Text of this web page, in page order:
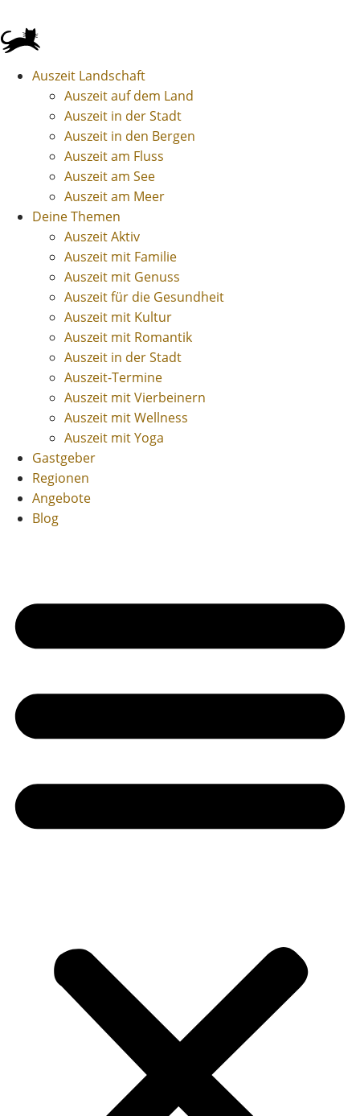
Auszeit Landschaft
Auszeit auf dem Land
Auszeit in der Stadt
Auszeit in den Bergen
Auszeit am Fluss
Auszeit am See
Auszeit am Meer
Deine Themen
Auszeit Aktiv
Auszeit mit Familie
Auszeit mit Genuss
Auszeit für die Gesundheit
Auszeit mit Kultur
Auszeit mit Romantik
Auszeit in der Stadt
Auszeit-Termine
Auszeit mit Vierbeinern
Auszeit mit Wellness
Auszeit mit Yoga
Gastgeber
Regionen
Angebote
Blog